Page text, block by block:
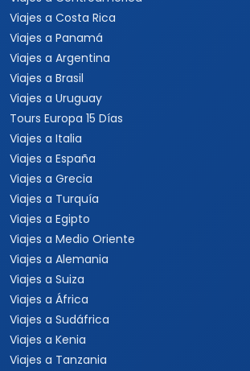
Viajes a Costa Rica
Viajes a Panamá
Viajes a Argentina
Viajes a Brasil
Viajes a Uruguay
Tours Europa 15 Días
Viajes a Italia
Viajes a España
Viajes a Grecia
Viajes a Turquía
Viajes a Egipto
Viajes a Medio Oriente
Viajes a Alemania
Viajes a Suiza
Viajes a África
Viajes a Sudáfrica
Viajes a Kenia
Viajes a Tanzania